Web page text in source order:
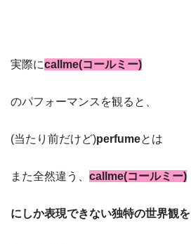
実際にcallme(コールミー)
のパフォーマンスを観ると、
(当たり前だけど)perfumeとは
また全然違う、 callme(コールミー)
にしか表現できない独特の世界観を